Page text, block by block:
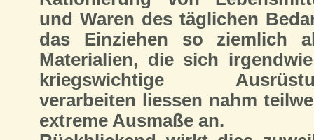
und Waren des täglichen
das Einziehen so ziemlich
Materialien, die sich
kriegswichtige
verarbeiten liessen nahm
extreme Ausmaße an.